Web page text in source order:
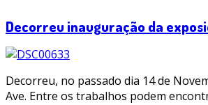
Decorreu inauguração da
Decorreu, no passado dia 14 de
Ave. Entre os trabalhos podem